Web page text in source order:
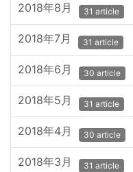
2018年8月 31 article
2018年7月 31 article
2018年6月 30 article
2018年5月 31 article
2018年4月 30 article
2018年3月 31 article